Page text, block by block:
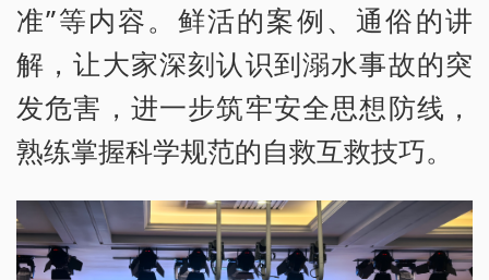
准”等内容。鲜活的案例、通俗的讲
解，让大家深刻认识到溺水事故的突
发危害，进一步筑牢安全思想防线，
熟练掌握科学规范的自救互救技巧。